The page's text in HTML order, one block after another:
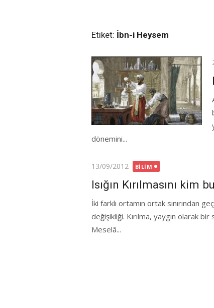
Etiket: İbn-i Heysem
dönemini...
Posted
13/09/2012 BILIM
Isığın Kırılmasını kim
İki farklı ortamın ortak sınırından
değişikliği. Kırılma, yaygın olarak
Meselâ...